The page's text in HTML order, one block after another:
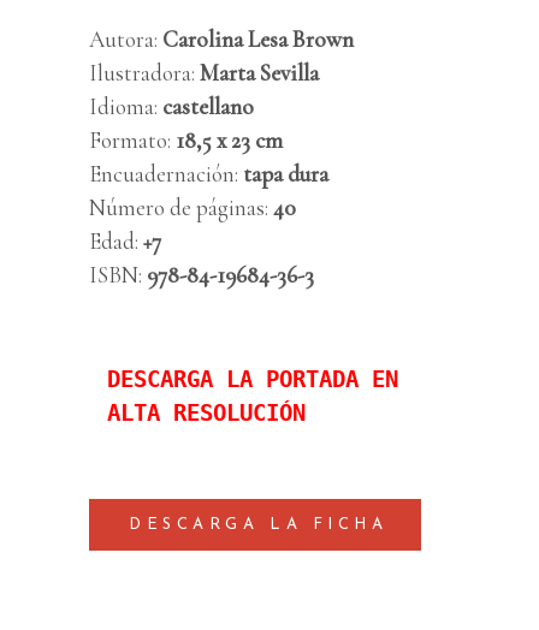
Autora: Carolina Lesa Brown
Ilustradora: Marta Sevilla
Idioma: castellano
Formato: 18,5x 23 cm
Encuadernación: tapa dura
Número de páginas: 40
Edad: +7
ISBN: 978-84-19684-36-3
DESCARGA LA PORTADA EN
ALTA RESOLUCIÓN
DESCARGA LA FICHA